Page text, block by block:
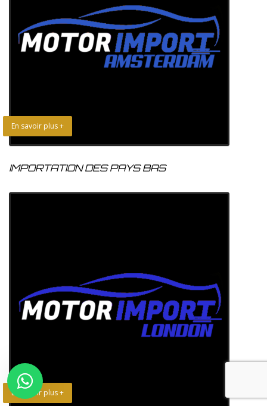
En savoir plus +
IMPORTATION DES PAYS BAS
En savoir plus +